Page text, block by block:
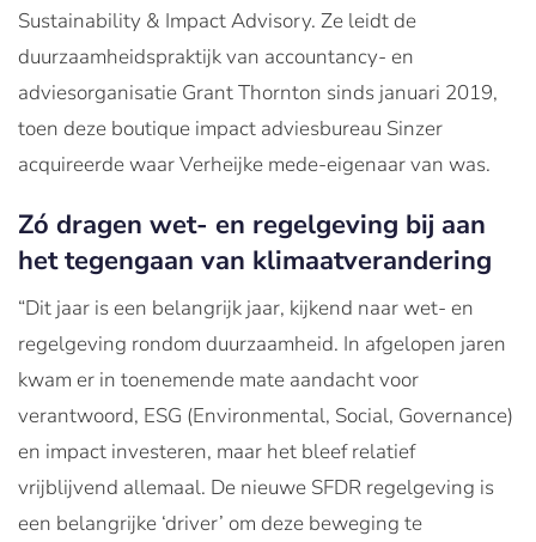
Sustainability & Impact Advisory. Ze leidt de
duurzaamheidspraktijk van accountancy- en
adviesorganisatie Grant Thornton sinds januari 2019,
toen deze boutique impact adviesbureau Sinzer
acquireerde waar Verheijke mede-eigenaar van was.
Zó dragen wet- en regelgeving bij aan
het tegengaan van klimaatverandering
“Dit jaar is een belangrijk jaar, kijkend naar wet- en
regelgeving rondom duurzaamheid. In afgelopen jaren
kwam er in toenemende mate aandacht voor
verantwoord, ESG (Environmental, Social, Governance)
en impact investeren, maar het bleef relatief
vrijblijvend allemaal. De nieuwe SFDR regelgeving is
een belangrijke ‘driver’ om deze beweging te